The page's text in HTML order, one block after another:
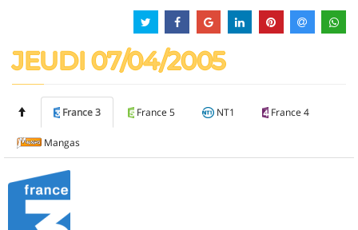
JEUDI 07/04/2005
France 3 France 5 NT1 France 4
Mangas